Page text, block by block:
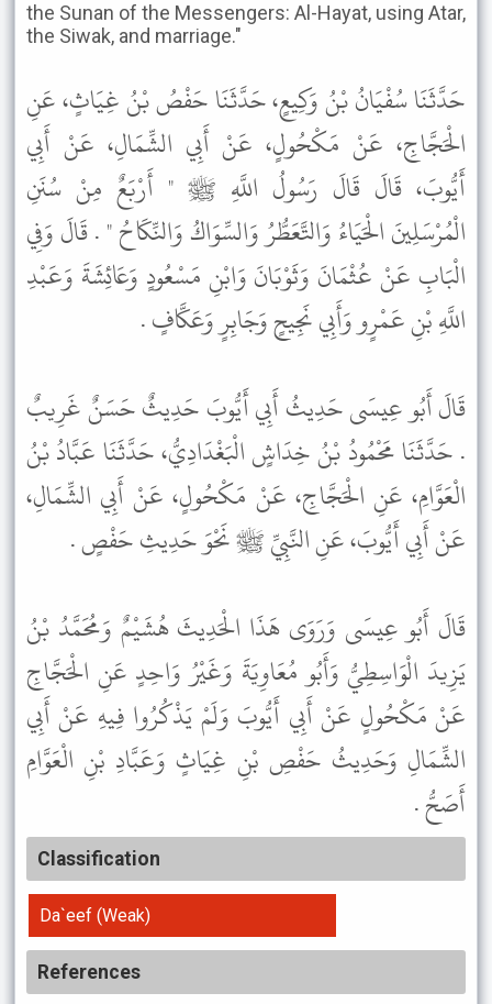
the Sunan of the Messengers: Al-Hayat, using Atar,
the Siwak, and marriage."
حَدَّثَنَا سُفْيَانُ بْنُ وَكِيعٍ، حَدَّثَنَا حَفْصُ بْنُ غِيَاثٍ، عَنِ
الْحَجَّاجِ، عَنْ مَكْحُولٍ، عَنْ أَبِي الشِّمَالِ، عَنْ أَبِي
أَيُّوبَ، قَالَ قَالَ رَسُولُ اللَّهِ ﷺ " أَرْبَعٌ مِنْ سُنَنِ
الْمُرْسَلِينَ الْحَيَاءُ وَالتَّعَطُّرُ وَالسِّوَاكُ وَالنِّكَاحُ " . قَالَ وَفِي
الْبَابِ عَنْ عُثْمَانَ وَثَوْبَانَ وَابْنِ مَسْعُودٍ وَعَائِشَةَ وَعَبْدِ
اللَّهِ بْنِ عَمْرٍو وَأَبِي نَجِيحٍ وَجَابِرٍ وَعَكَّافٍ .
قَالَ أَبُو عِيسَى حَدِيثُ أَبِي أَيُّوبَ حَدِيثٌ حَسَنٌ غَرِيبٌ
. حَدَّثَنَا مَحْمُودُ بْنُ خِدَاشٍ الْبَغْدَادِيُّ، حَدَّثَنَا عَبَّادُ بْنُ
الْعَوَّامِ، عَنِ الْحَجَّاجِ، عَنْ مَكْحُولٍ، عَنْ أَبِي الشِّمَالِ،
عَنْ أَبِي أَيُّوبَ، عَنِ النَّبِيِّ ﷺ نَحْوَ حَدِيثِ حَفْصٍ .
قَالَ أَبُو عِيسَى وَرَوَى هَذَا الْحَدِيثَ هُشَيْمٌ وَمُحَمَّدُ بْنُ
يَزِيدَ الْوَاسِطِيُّ وَأَبُو مُعَاوِيَةَ وَغَيْرُ وَاحِدٍ عَنِ الْحَجَّاجِ
عَنْ مَكْحُولٍ عَنْ أَبِي أَيُّوبَ وَلَمْ يَذْكُرُوا فِيهِ عَنْ أَبِي
الشِّمَالِ وَحَدِيثُ حَفْصِ بْنِ غِيَاثٍ وَعَبَّادِ بْنِ الْعَوَّامِ
أَصَحُّ .
Classification
Da`eef (Weak)
References